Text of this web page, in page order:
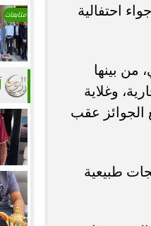
احتفالية
من بينها
وغلاية
الجوائز عقب
طبيعية
متابعات